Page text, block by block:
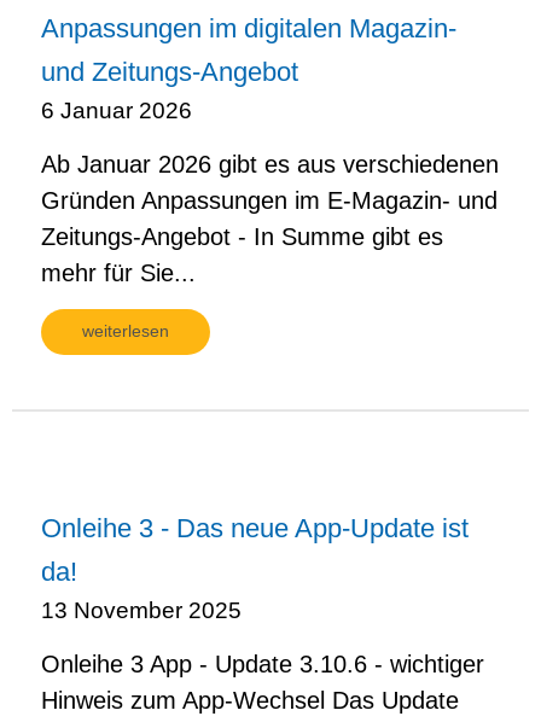
Anpassungen im digitalen Magazin-
und Zeitungs-Angebot
6 Januar 2026
Ab Januar 2026 gibt es aus verschiedenen
Gründen Anpassungen im E-Magazin- und
Zeitungs-Angebot - In Summe gibt es
mehr für Sie...
weiterlesen
Onleihe 3 - Das neue App-Update ist
da!
13 November 2025
Onleihe 3 App - Update 3.10.6 - wichtiger
Hinweis zum App-Wechsel Das Update